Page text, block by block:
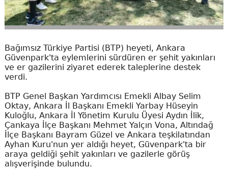
Bağımsız Türkiye Partisi (BTP) heyeti, Ankara
Güvenpark'ta eylemlerini sürdüren er şehit yakınları
ve er gazilerini ziyaret ederek taleplerine destek
verdi.
BTP Genel Başkan Yardımcısı Emekli Albay Selim
Oktay, Ankara İl Başkanı Emekli Yarbay Hüseyin
Kuloğlu, Ankara İl Yönetim Kurulu Üyesi Aydın İlik,
Çankaya İlçe Başkanı Mehmet Yalçın Vona, Altındağ
İlçe Başkanı Bayram Güzel ve Ankara teşkilatından
Ayhan Kuru'nun yer aldığı heyet, Güvenpark'ta bir
araya geldiği şehit yakınları ve gazilerle görüş
alışverişinde bulundu.